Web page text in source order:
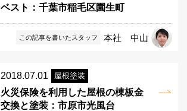
ベスト：千葉市稲毛区園生町
この記事を書いたスタッフ 本社 中山
2018.07.01 屋根塗装
火災保険を利用した屋根の棟板金
交換と塗装：市原市光風台